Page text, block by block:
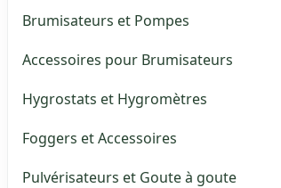
Brumisateurs et Pompes
Accessoires pour Brumisateurs
Hygrostats et Hygromètres
Foggers et Accessoires
Pulvérisateurs et Goute à goute